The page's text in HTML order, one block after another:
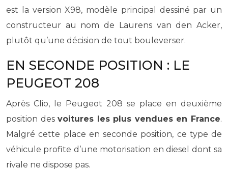
est la version X98, modèle principal dessiné par un
constructeur au nom de Laurens van den Acker,
plutôt qu’une décision de tout bouleverser.
EN SECONDE POSITION : LE
PEUGEOT 208
Après Clio, le Peugeot 208 se place en deuxième
position desvoitures les plus vendues en France.
Malgré cette place en seconde position, ce type de
véhicule profite d’une motorisation en diesel dont sa
rivale ne dispose pas.